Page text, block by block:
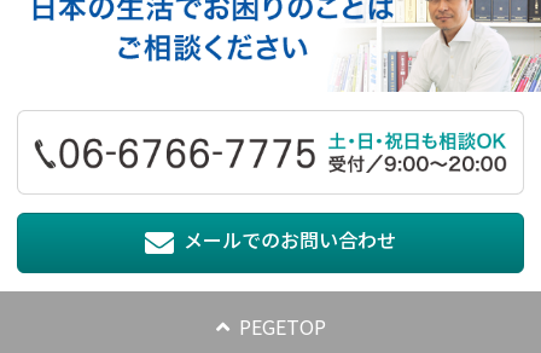
メールでのお問い合わせ
PEGETOP